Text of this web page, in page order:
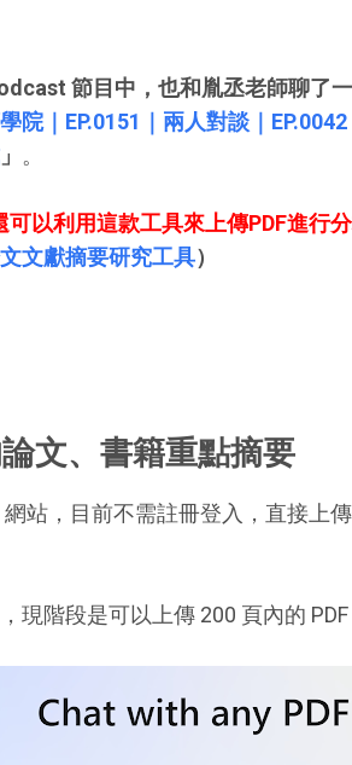
節目中，也和胤丞老師聊了
院｜EP.0151｜兩人對談｜
」 。
以利用這款工具來上傳PDF進行
文獻摘要研究工具）
文、書籍重點摘要
網站，目前不需註冊登入，直接上
現階段是可以上傳 200 頁內的 PDF